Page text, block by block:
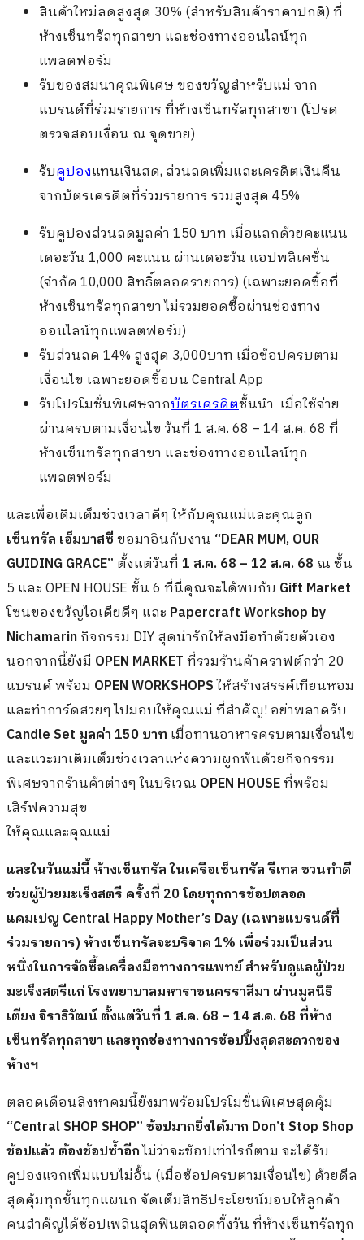
สินค้าใหม่ลดสูงสุด 30% (สำหรับสินค้าราคาปกติ) ที่
ห้างเซ็นทรัลทุกสาขา และช่องทางออนไลน์ทุก
แพลตฟอร์ม
รับของสมนาคุณพิเศษ ของขวัญสำหรับแม่ จาก
แบรนด์ที่ร่วมรายการ ที่ห้างเซ็นทรัลทุกสาขา (โปรด
ตรวจสอบเงื่อน ณ จุดขาย)
รับคูปองแทนเงินสด, ส่วนลดเพิ่มและเครดิตเงินคืน
จากบัตรเครดิตที่ร่วมรายการ รวมสูงสุด 45%
รับคูปองส่วนลดมูลค่า 150 บาท เมื่อแลกด้วยคะแนน
เดอะวัน 1,000 คะแนน ผ่านเดอะวัน แอปพลิเคชั่น
(จำกัด 10,000 สิทธิ์ตลอดรายการ) (เฉพาะยอดซื้อที่
ห้างเซ็นทรัลทุกสาขา ไม่รวมยอดซื้อผ่านช่องทาง
ออนไลน์ทุกแพลตฟอร์ม)
รับส่วนลด 14% สูงสุด 3,000บาท เมื่อช้อปครบตาม
เงื่อนไข เฉพาะยอดซื้อบน Central App
รับโปรโมชั่นพิเศษจากบัตรเครดิตชั้นนำ เมื่อใช้จ่าย
ผ่านครบตามเงื่อนไข วันที่ 1 ส.ค. 68 – 14 ส.ค. 68 ที่
ห้างเซ็นทรัลทุกสาขา และช่องทางออนไลน์ทุก
แพลตฟอร์ม
และเพื่อเติมเต็มช่วงเวลาดีๆ ให้กับคุณแม่และคุณลูก
เซ็นทรัล เอ็มบาสซีขอมาอินกับงาน “DEAR MUM, OUR
GUIDING GRACE” ตั้งแต่วันที่ 1 ส.ค. 68 – 12 ส.ค. 68 ณ ชั้น
5 และ OPEN HOUSE ชั้น 6 ที่นี่คุณจะได้พบกับ Gift Market
โซนของขวัญไอเดียดีๆ และ Papercraft Workshop by
Nichamarinกิจกรรม DIY สุดน่ารักให้ลงมือทำด้วยตัวเอง
นอกจากนี้ยังมี OPEN MARKETที่รวมร้านค้าคราฟต์กว่า 20
แบรนด์ พร้อม OPEN WORKSHOPSให้สร้างสรรค์เทียนหอม
และทำการ์ดสวยๆ ไปมอบให้คุณแม่ ที่สำคัญ! อย่าพลาดรับ
Candle Set มูลค่า 150 บาท เมื่อทานอาหารครบตามเงื่อนไข
และแวะมาเติมเต็มช่วงเวลาแห่งความผูกพันด้วยกิจกรรม
พิเศษจากร้านค้าต่างๆ ในบริเวณ OPEN HOUSEที่พร้อม
เสิร์ฟความสุข
ให้คุณและคุณแม่
และในวันแม่นี้ ห้างเซ็นทรัล ในเครือเซ็นทรัล รีเทล ชวนทำดี
ช่วยผู้ป่วยมะเร็งสตรี ครั้งที่ 20 โดยทุกการช้อปตลอด
แคมเปญ Central Happy Mother’s Day (เฉพาะแบรนด์ที่
ร่วมรายการ) ห้างเซ็นทรัลจะบริจาค 1% เพื่อร่วมเป็นส่วน
หนึ่งในการจัดซื้อเครื่องมือทางการแพทย์ สำหรับดูแลผู้ป่วย
มะเร็งสตรีแก่ โรงพยาบาลมหาราชนครราสีมา ผ่านมูลนิธิ
เตียง จิราธิวัฒน์ ตั้งแต่วันที่ 1 ส.ค. 68 – 14 ส.ค. 68 ที่ห้าง
เซ็นทรัลทุกสาขา และทุกช่องทางการช้อปปิ้งสุดสะดวกของ
ห้างฯ
ตลอดเดือนสิงหาคมนี้ยังมาพร้อมโปรโมชั่นพิเศษสุดคุ้ม
“Central SHOP SHOP” ช้อปมากยิ่งได้มาก Don’t Stop Shop
ช้อปแล้ว ต้องช้อปซ้ำอีกไม่ว่าจะช้อปเท่าไรก็ตาม จะได้รับ
คูปองแจกเพิ่มแบบไม่อั้น (เมื่อช้อปครบตามเงื่อนไข) ด้วยดีล
สุดคุ้มทุกชั้นทุกแผนก จัดเต็มสิทธิประโยชน์มอบให้ลูกค้า
คนสำคัญได้ช้อปเพลินสุดฟินตลอดทั้งวัน ที่ห้างเซ็นทรัลทุก